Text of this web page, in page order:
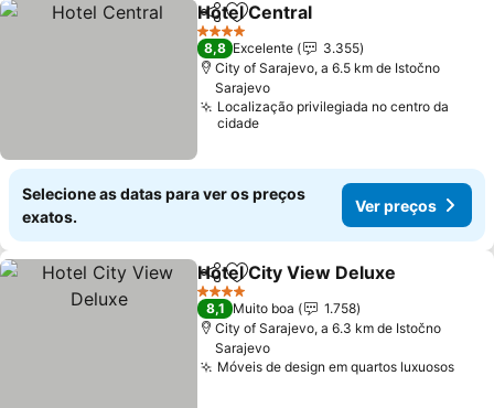
PartilharAdicionar aos favoritos
Hotel Central
4 Estrelas
8,8 Excelente
3.355
City of Sarajevo, a 6.5 km de Istočno
Sarajevo
Localização privilegiada no centro da
cidade
Selecione as datas para ver os preços
exatos.
Ver preços
PartilharAdicionar aos favoritos
Hotel City View Deluxe
4 Estrelas
8,1 Muito boa
1.758
City of Sarajevo, a 6.3 km de Istočno
Sarajevo
Móveis de design em quartos luxuosos